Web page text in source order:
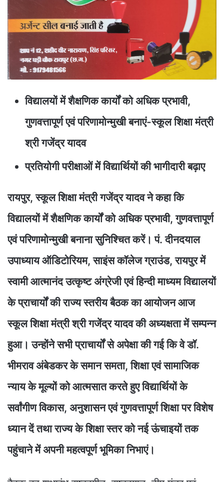
विद्यालयों में शैक्षणिक कार्यों को अधिक प्रभावी,
गुणवत्तापूर्ण एवं परिणामोन्मुखी बनाएं-स्कूल शिक्षा मंत्री
श्री गजेंद्र यादव
प्रतियोगी परीक्षाओं में विद्यार्थियों की भागीदारी बढ़ाए
रायपुर, स्कूल शिक्षा मंत्री गजेंद्र यादव ने कहा कि
विद्यालयों में शैक्षणिक कार्यों को अधिक प्रभावी, गुणवत्तापूर्ण
एवं परिणामोन्मुखी बनाना सुनिश्चित करें। पं. दीनदयाल
उपाध्याय ऑडिटोरियम, साइंस कॉलेज ग्राउंड, रायपुर में
स्वामी आत्मानंद उत्कृष्ट अंग्रेजी एवं हिन्दी माध्यम विद्यालयों
के प्राचार्यों की राज्य स्तरीय बैठक का आयोजन आज
स्कूल शिक्षा मंत्री श्री गजेंद्र यादव की अध्यक्षता में सम्पन्न
हुआ। उन्होंने सभी प्राचार्यों से अपेक्षा की गई कि वे डॉ.
भीमराव अंबेडकर के समान समता, शिक्षा एवं सामाजिक
न्याय के मूल्यों को आत्मसात करते हुए विद्यार्थियों के
सर्वांगीण विकास, अनुशासन एवं गुणवत्तापूर्ण शिक्षा पर विशेष
ध्यान दें तथा राज्य के शिक्षा स्तर को नई ऊंचाइयों तक
पहुंचाने में अपनी महत्वपूर्ण भूमिका निभाएं।